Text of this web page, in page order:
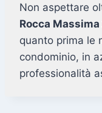
Non aspettare
Rocca
quanto prima le
condominio, in
professionalità